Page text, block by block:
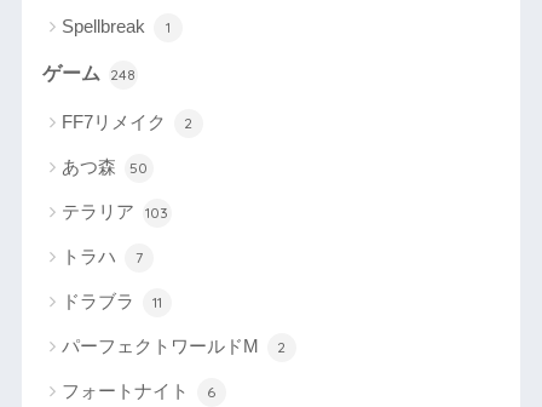
Spellbreak 1
ゲーム 248
FF7リメイク 2
あつ森 50
テラリア 103
トラハ 7
ドラブラ 11
パーフェクトワールドM 2
フォートナイト 6